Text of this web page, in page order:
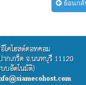
ย้อนก